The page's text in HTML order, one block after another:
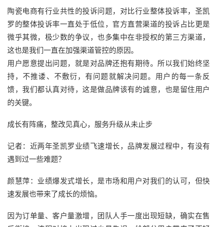
陶瓷电商有行业共性的投诉问题，对比行业整体投诉率，圣凯
罗的整体投诉率一直处于低位，官方直营渠道的投诉占比更是
微乎其微，极少数的争议，也多集中在非授权的第三方渠道，
这也是我们一直在加强渠道管控的原因。
用户愿意提出问题，就是对品牌还抱有期待。所以我们始终坚
持，不推诿、不敷衍，有问题就解决问题。用户的每一条反
馈，我们都认真对待，这是做品牌该有的诚意，也是留住用户
的关键。
成长有阵痛，整改见真心，服务升级从未止步
记者：近两年圣凯罗业绩飞速增长，品牌发展过程中，有没有
遇到过一些难题？
颜慧萍：业绩爆发式增长，是市场和用户对我们的认可，但快
速发展也带来了成长的烦恼。
因为订单量、客户量激增，团队人手一度出现短缺，确实在售